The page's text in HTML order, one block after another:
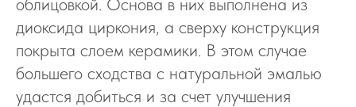
диоксида циркония, а сверху конструкция
покрыта слоем керамики. В этом случае
большего сходства с натуральной эмалью
удастся добиться и за счет улучшения